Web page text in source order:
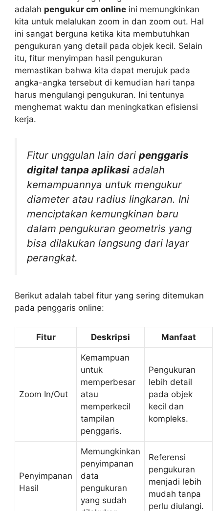
adalah pengukur cm online ini memungkinkan
kita untuk melalukan zoom in dan zoom out. Hal
ini sangat berguna ketika kita membutuhkan
pengukuran yang detail pada objek kecil. Selain
itu, fitur menyimpan hasil pengukuran
memastikan bahwa kita dapat merujuk pada
angka-angka tersebut di kemudian hari tanpa
harus mengulangi pengukuran. Ini tentunya
menghemat waktu dan meningkatkan efisiensi
kerja.
Fitur unggulan lain dari penggaris
digital tanpa aplikasi adalah
kemampuannya untuk mengukur
diameter atau radius lingkaran. Ini
menciptakan kemungkinan baru
dalam pengukuran geometris yang
bisa dilakukan langsung dari layar
perangkat.
Berikut adalah tabel fitur yang sering ditemukan
pada penggaris online:
Fitur Deskripsi Manfaat
Zoom In/Out
Kemampuan
untuk
memperbesar
atau
memperkecil
tampilan
penggaris.
Pengukuran
lebih detail
pada objek
kecil dan
kompleks.
Penyimpanan
Hasil
Memungkinkan
penyimpanan
data
pengukuran
yang sudah
Referensi
pengukuran
menjadi lebih
mudah tanpa
perlu diulangi.